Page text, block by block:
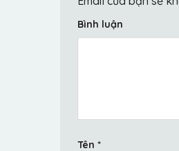
Bình luận
Tên *